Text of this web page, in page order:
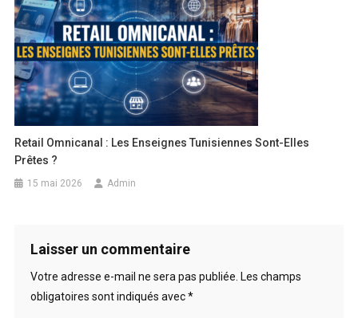
Retail Omnicanal : Les Enseignes Tunisiennes Sont-Elles
Prêtes ?
15 mai 2026 Admin
Laisser un commentaire
Votre adresse e-mail ne sera pas publiée. Les champs
obligatoires sont indiqués avec*